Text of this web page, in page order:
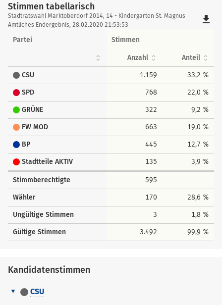
Stimmen tabellarisch
Stimmen
tabellarisch
Stadtratswahl Marktoberdorf 2014, 14 - Kindergarten St. Magnus
Amtliches Endergebnis, 28.02.2020 21:53:53
file_download
Partei Stimmen
Anzahl Anteil
CSU 1.159 33,2 %
SPD 768 22,0 %
GRÜNE 322 9,2 %
FW MOD 663 19,0 %
BP 445 12,7 %
Stadtteile AKTIV 135 3,9 %
Stimmberechtigte 595 -
Wähler 170 28,6 %
Ungültige Stimmen 3 1,8 %
Gültige Stimmen 3.492 99,9 %
Kandidatenstimmen
CSU